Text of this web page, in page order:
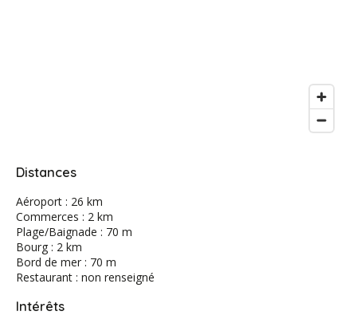
Distances
Aéroport : 26 km
Commerces : 2 km
Plage/Baignade : 70 m
Bourg : 2 km
Bord de mer : 70 m
Restaurant : non renseigné
Intérêts